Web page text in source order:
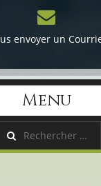
envoyer un
Menu